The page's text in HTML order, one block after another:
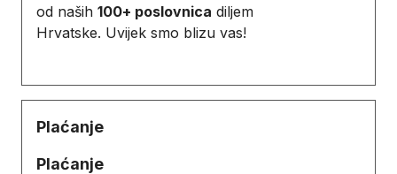
od naših 100+ poslovnica diljem
Hrvatske. Uvijek smo blizu vas!
Plaćanje
Plaćanje